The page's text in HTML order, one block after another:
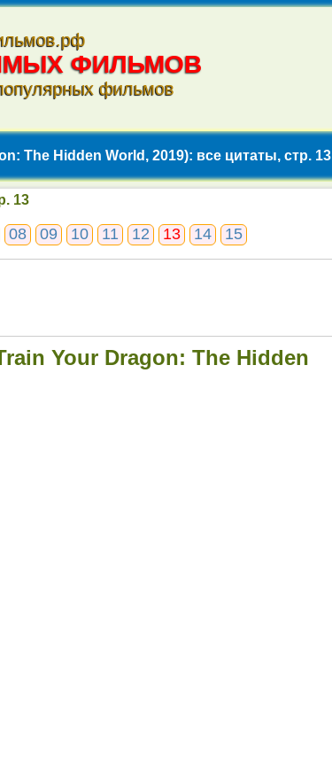
ФИЛЬМОВ
фильмов
The Hidden World, 2019): все цитаты, стр. 13
13
08 09 10 11 12 13 14 15
Your Dragon: The Hidden